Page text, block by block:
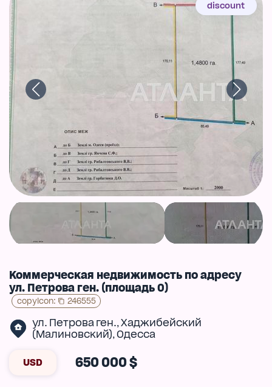
discount
Коммерческая недвижимость по адресу
ул. Петрова ген. (площадь 0)
copyIcon: 246555
ул. Петрова ген.,Хаджибейский
(Малиновский),Одесса
USD 650 000 $